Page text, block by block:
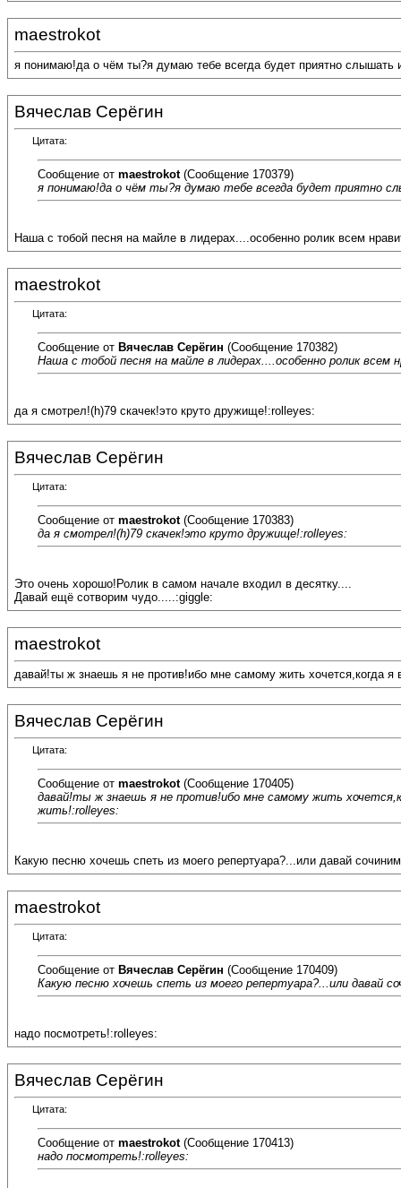
maestrokot
я понимаю!да о чём ты?я думаю тебе всегда будет приятно слышать
Вячеслав Серёгин
Цитата:
Сообщение от maestrokot(Сообщение 170379)
я понимаю!да о чём ты?я думаю тебе всегда будет приятно
Наша с тобой песня на майле в лидерах....особенно ролик всем
maestrokot
Цитата:
Сообщение от Вячеслав Серёгин (Сообщение 170382)
Наша с тобой песня на майле в лидерах....особенно ролик всем
да я смотрел!(h)79 скачек!это круто дружище!:rolleyes:
Вячеслав Серёгин
Цитата:
Сообщение от maestrokot(Сообщение 170383)
да я смотрел!(h)79 скачек!это круто дружище!:rolleyes:
Это очень хорошо!Ролик в самом начале входил в десятку....
Давай ещё сотворим чудо.....:giggle:
maestrokot
давай!ты ж знаешь я не против!ибо мне самому жить хочется,когда
Вячеслав Серёгин
Цитата:
Сообщение от maestrokot(Сообщение 170405)
давай!ты ж знаешь я не против!ибо мне самому жить
жить!:rolleyes:
Какую песню хочешь спеть из моего репертуара?...или давай
maestrokot
Цитата:
Сообщение от Вячеслав Серёгин (Сообщение 170409)
Какую песню хочешь спеть из моего репертуара?...или давай
надо посмотреть!:rolleyes:
Вячеслав Серёгин
Цитата:
Сообщение от maestrokot(Сообщение 170413)
надо посмотреть!:rolleyes: